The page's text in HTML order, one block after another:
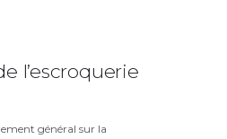
l’escroquerie
général sur la